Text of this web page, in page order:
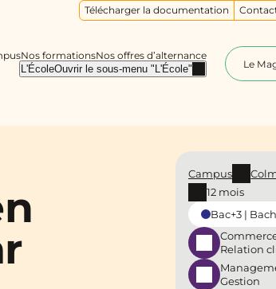
Nos formationsNos offres d’alternance
L'ÉcoleOuvrir le sous-menu "L'École" Le
Télécharger la documentation
Campus
12 mois
Bac+3 |
Relation
Gestion